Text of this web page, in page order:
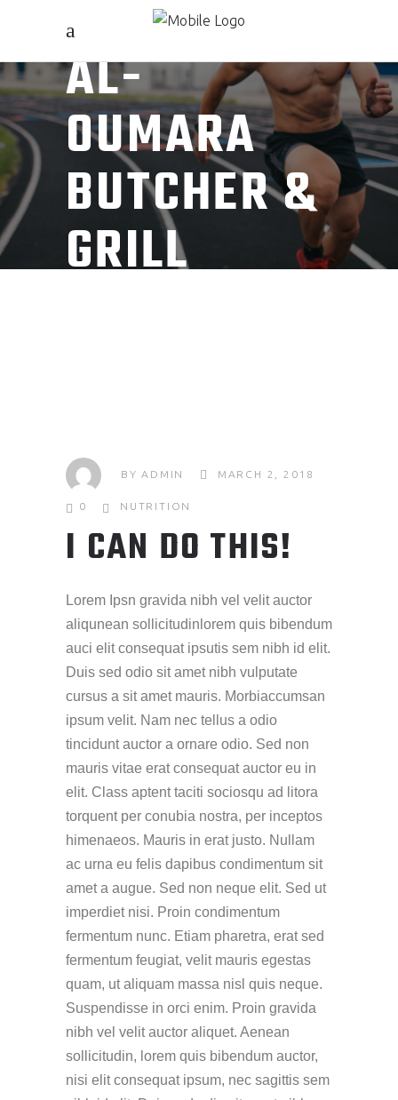
AL-
OUMARA
BUTCHER &
GRILL
BYADMIN MARCH 2, 2018
0 NUTRITION
I CAN DO THIS!
Lorem Ipsn gravida nibh vel velit auctor
aliqunean sollicitudinlorem quis bibendum
auci elit consequat ipsutis sem nibh id elit.
Duis sed odio sit amet nibh vulputate
cursus a sit amet mauris. Morbiaccumsan
ipsum velit. Nam nec tellus a odio
tincidunt auctor a ornare odio. Sed non
mauris vitae erat consequat auctor eu in
elit. Class aptent taciti sociosqu ad litora
torquent per conubia nostra, per inceptos
himenaeos. Mauris in erat justo. Nullam
ac urna eu felis dapibus condimentum sit
amet a augue. Sed non neque elit. Sed ut
imperdiet nisi. Proin condimentum
fermentum nunc. Etiam pharetra, erat sed
fermentum feugiat, velit mauris egestas
quam, ut aliquam massa nisl quis neque.
Suspendisse in orci enim. Proin gravida
nibh vel velit auctor aliquet. Aenean
sollicitudin, lorem quis bibendum auctor,
nisi elit consequat ipsum, nec sagittis sem